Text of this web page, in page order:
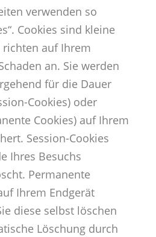
verwenden so
Cookies sind kleine
auf Ihrem
an. Sie werden
für die Dauer
Cookies) oder
Cookies) auf Ihrem
Session-Cookies
Ihres Besuchs
Permanente
Ihrem Endgerät
diese selbst löschen
Löschung durch